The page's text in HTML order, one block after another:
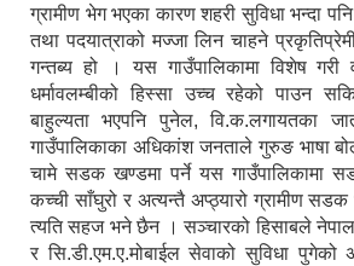
ग्रामीण भेग भएका कारण शहरी सुविधा भन्दा
तथा पदयात्राको मज्जा लिन चाहने
गन्तब्य हो । यस गाउँपालिकामा विशेष गरी
धर्मावलम्बीको हिस्सा उच्च रहेको पाउन
बाहुल्यता भएपनि पुनेल, वि.क.लगायतका
गाउँपालिकाका अधिकांश जनताले गुरुङ भाषा
चामे सडक खण्डमा पर्ने यस गाउँपालिकामा
कच्ची साँघुरो र अत्यन्तै अप्ठ्यारो ग्रामीण सडक
त्यति सहज भने छैन । सञ्चारको हिसाबले
र सि.डी.एम.ए.मोबाईल सेवाको सुविधा